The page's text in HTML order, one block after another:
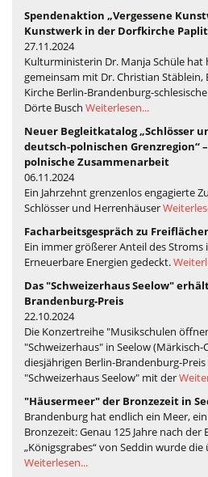
Spendenaktion „Vergessene
Kunstwerk in der Dorfkirche
27.11.2024
Kulturministerin Dr. Manja Schüle hat
gemeinsam mit Dr. Christian Stäblein,
Kirche Berlin-Brandenburg-
Dörte Busch Weiterlesen...
Neuer Begleitkatalog „Schlösser
deutsch-polnischen Grenzregion“
polnische Zusammenarbeit
06.11.2024
Ein Jahrzehnt grenzenlos engagierte
Schlösser und Herrenhäuser
Facharbeitsgespräch zu
Ein immer größerer Anteil des
Erneuerbare Energien gedeckt.
Das "Schweizerhaus Seelow"
Brandenburg-Preis
22.10.2024
Die Konzertreihe "Musikschulen
"Schweizerhaus" in Seelow
diesjährigen Berlin-Brandenburg-
"Schweizerhaus Seelow" mit der
"Häusermeer" der Bronzezeit in
Brandenburg hat endlich ein Meer,
Bronzezeit: Genau 125 Jahre nach der
„Königsgrabes“ von Seddin wurde
Weiterlesen...